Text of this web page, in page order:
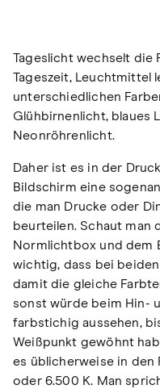
Tageslicht wechselt die
Tageszeit, Leuchtmittel
unterschiedlichen
Glühbirnenlicht, blaues
Neonröhrenlicht.
Daher ist es in der
Bildschirm eine
die man Drucke oder
beurteilen. Schaut man
Normlichtbox und dem
wichtig, dass bei
damit die gleiche
sonst würde beim Hin-
farbstichig aussehen,
Weißpunkt gewöhnt
es üblicherweise in den
oder 6.500 K. Man